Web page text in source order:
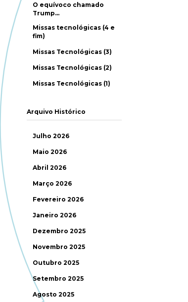
O equívoco chamado
Trump…
Missas tecnológicas (4 e
fim)
Missas Tecnológicas (3)
Missas Tecnológicas (2)
Missas Tecnológicas (1)
Arquivo Histórico
Julho 2026
Maio 2026
Abril 2026
Março 2026
Fevereiro 2026
Janeiro 2026
Dezembro 2025
Novembro 2025
Outubro 2025
Setembro 2025
Agosto 2025